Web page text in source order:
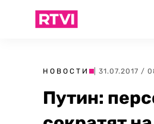
НОВОСТИ | 31.07.2017 /
Путин: